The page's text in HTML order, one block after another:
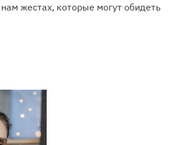
жестах, которые могут обидеть